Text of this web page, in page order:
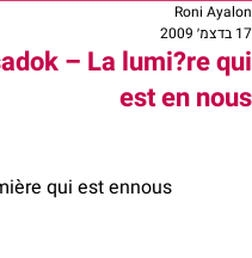
– La lumi?re qui
est en nous
Roni Ayalon
17 בדצמ׳ 2009
qui est ennous